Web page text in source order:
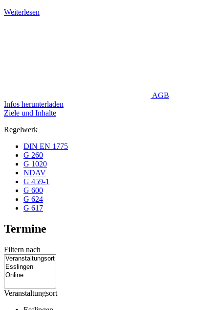
Weiterlesen
AGB
Infos herunterladen
Ziele und Inhalte
Regelwerk
DIN EN 1775
G 260
G 1020
NDAV
G 459-1
G 600
G 624
G 617
Termine
Filtern nach
Veranstaltungsort